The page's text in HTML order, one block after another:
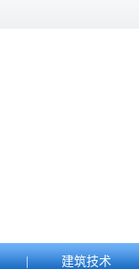
| 建筑技术